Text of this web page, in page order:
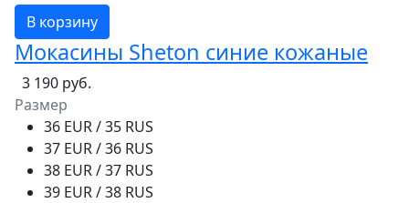
В корзину
Мокасины Sheton синие кожаные
3 190 руб.
Размер
36 EUR / 35 RUS
37 EUR / 36 RUS
38 EUR / 37 RUS
39 EUR / 38 RUS